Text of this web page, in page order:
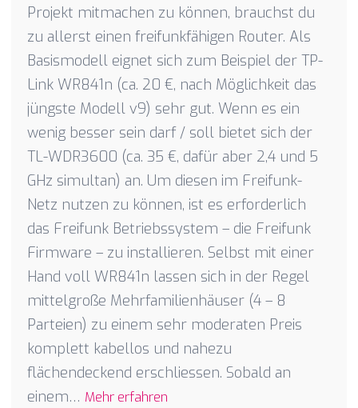
Projekt mitmachen zu können, brauchst du
zu allerst einen freifunkfähigen Router. Als
Basismodell eignet sich zum Beispiel der TP-
Link WR841n (ca. 20 €, nach Möglichkeit das
jüngste Modell v9) sehr gut. Wenn es ein
wenig besser sein darf / soll bietet sich der
TL-WDR3600 (ca. 35 €, dafür aber 2,4 und 5
GHz simultan) an. Um diesen im Freifunk-
Netz nutzen zu können, ist es erforderlich
das Freifunk Betriebssystem – die Freifunk
Firmware – zu installieren. Selbst mit einer
Hand voll WR841n lassen sich in der Regel
mittelgroße Mehrfamilienhäuser (4 – 8
Parteien) zu einem sehr moderaten Preis
komplett kabellos und nahezu
flächendeckend erschliessen. Sobald an
einem… Mehr erfahren